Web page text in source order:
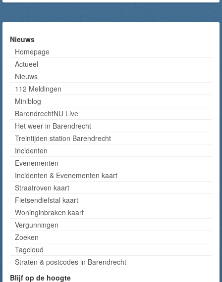
Nieuws
Homepage
Actueel
Nieuws
112 Meldingen
Miniblog
BarendrechtNU Live
Het weer in Barendrecht
Treintijden station Barendrecht
Incidenten
Evenementen
Incidenten & Evenementen kaart
Straatroven kaart
Fietsendiefstal kaart
Woninginbraken kaart
Vergunningen
Zoeken
Tagcloud
Straten & postcodes in Barendrecht
Blijf op de hoogte